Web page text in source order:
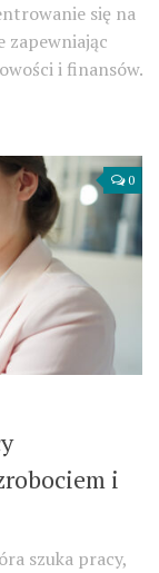
się na
zapewniając
i finansów.
0
i
szuka pracy,